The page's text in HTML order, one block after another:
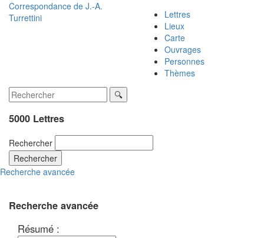
Correspondance de J.-A.
Turrettini
Lettres
Lieux
Carte
Ouvrages
Personnes
Thèmes
5000 Lettres
Rechercher
Rechercher
Recherche avancée
Recherche avancée
Résumé :